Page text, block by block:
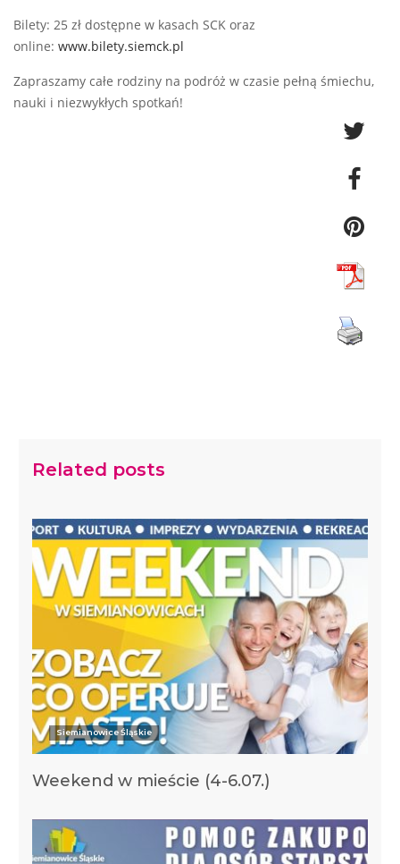
Bilety: 25 zł dostępne w kasach SCK oraz
online: www.bilety.siemck.pl
Zapraszamy całe rodziny na podróż w czasie pełną śmiechu,
nauki i niezwykłych spotkań!
Related posts
Siemianowice Śląskie
Weekend w mieście (4-6.07.)